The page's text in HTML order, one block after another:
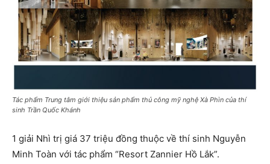
Tác phẩm Trung tâm giới thiệu sản phẩm thủ công mỹ nghệ Xà Phìn của thí
sinh Trần Quốc Khánh
1 giải Nhì trị giá 37 triệu đồng thuộc về thí sinh Nguyễn
Minh Toàn với tác phẩm “Resort Zannier Hồ Lắk”.